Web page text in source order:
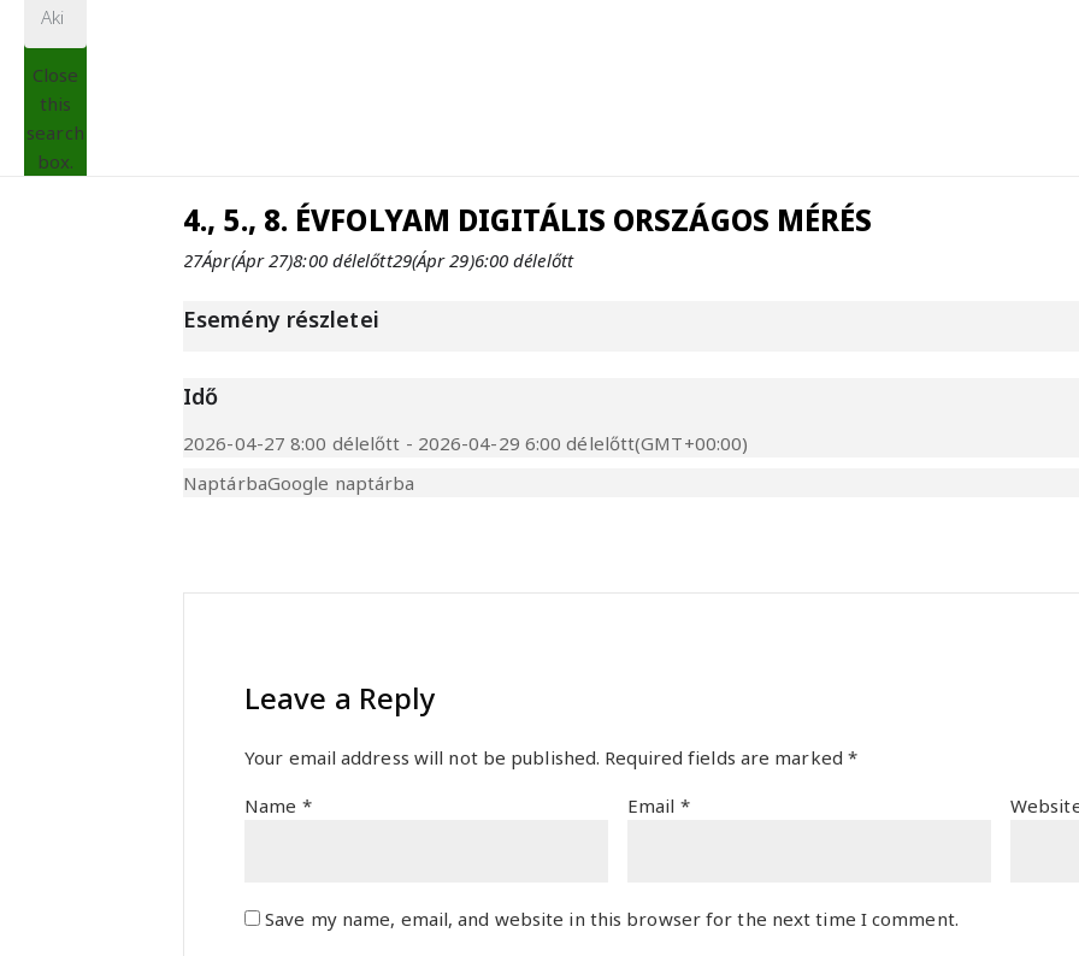
Close
this
search
box.
4., 5., 8. ÉVFOLYAM DIGITÁLIS ORSZÁGOS MÉRÉS
27Ápr(Ápr 27)8:00 délelőtt29(Ápr 29)6:00 délelőtt
Esemény részletei
Idő
2026-04-27 8:00 délelőtt - 2026-04-29 6:00 délelőtt(GMT+00:00)
NaptárbaGoogle naptárba
Leave a Reply
Your email address will not be published. Required fields are marked *
Name * Email *
Save my name, email, and website in this browser for the next time I comment.